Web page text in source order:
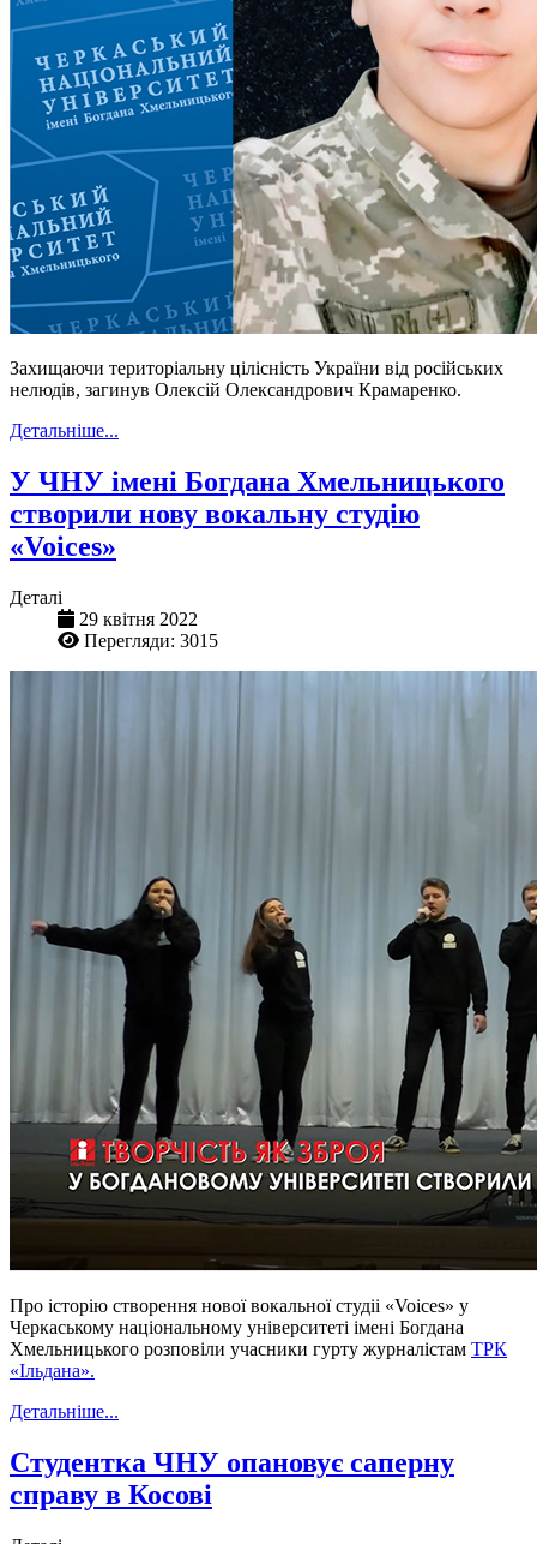
Захищаючи територіальну цілісність України від російських
нелюдів, загинув Олексій Олександрович Крамаренко.
Детальніше...
У ЧНУ імені Богдана Хмельницького
створили нову вокальну студію
«Voices»
Деталі
29 квітня 2022
Перегляди: 3015
Про історію створення нової вокальноїстудіі «Voices» у
Черкаському національному університеті імені Богдана
Хмельницького розповіли учасники гурту журналістам ТРК
«Ільдана».
Детальніше...
Студентка ЧНУ опановує саперну
справу в Косові